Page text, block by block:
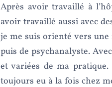
Après avoir travaillé à
avoir travaillé aussi avec
je me suis orienté vers
puis de psychanalyste.
et variées de ma
toujours eu à la fois chez